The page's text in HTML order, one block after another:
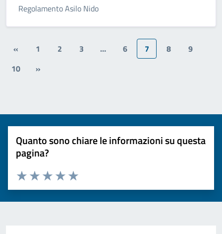
Regolamento Asilo Nido
« 1 2 3 … 6 7 8
9
10
»
Quanto sono chiare le informazioni su questa
pagina?
Valuta 5 stelle su 5
Valuta 4 stelle su 5
Valuta 3 stelle su 5
Valuta 2 stelle su 5
Valuta 1 stelle su 5